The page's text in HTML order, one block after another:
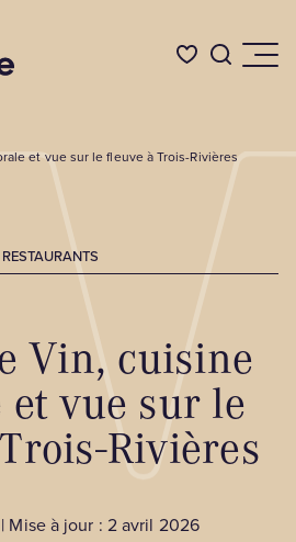
et vue sur le fleuve à Trois-Rivières
RESTAURANTS
Vin, cuisine
vue sur le
Rivières
| Mise à jour : 2 avril 2026